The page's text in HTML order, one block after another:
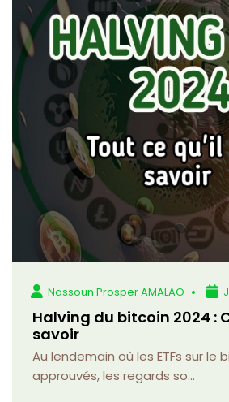
Nassoun Prosper AMALAO
Halving du bitcoin 2024 :
savoir
Au lendemain où les ETFs sur le
approuvés, les regards so...